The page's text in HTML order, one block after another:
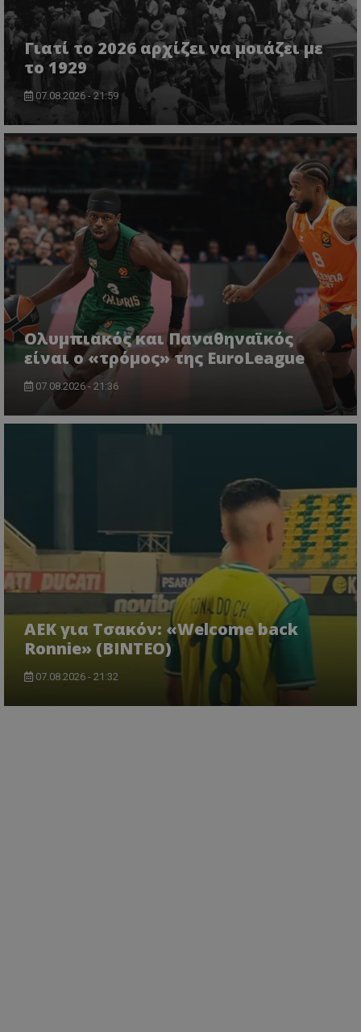
Γιατί το 2026 αρχίζει να μοιάζει με
το 1929
07.08.2026 - 21:59
Ολυμπιακός και Παναθηναϊκός
είναι ο «τρόμος» της EuroLeague
07.08.2026 - 21:36
ΑΕΚ για Τσακόν: «Welcome back
Ronnie» (ΒΙΝΤΕΟ)
07.08.2026 - 21:32